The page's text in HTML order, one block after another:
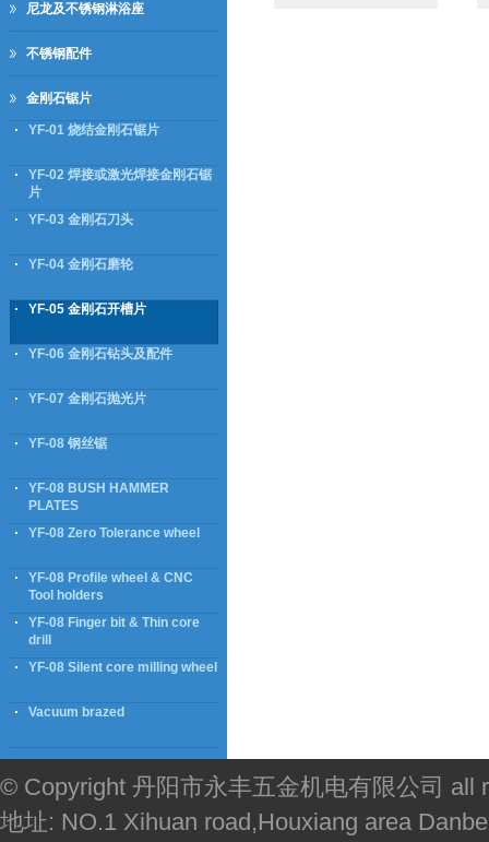
尼龙及不锈钢淋浴座
不锈钢配件
金刚石锯片
YF-01 烧结金刚石锯片
YF-02 焊接或激光焊接金刚石锯
片
YF-03 金刚石刀头
YF-04 金刚石磨轮
YF-05 金刚石开槽片
YF-06 金刚石钻头及配件
YF-07 金刚石抛光片
YF-08 钢丝锯
YF-08 BUSH HAMMER
PLATES
YF-08 Zero Tolerance wheel
YF-08 Profile wheel & CNC
Tool holders
YF-08 Finger bit & Thin core
drill
YF-08 Silent core milling wheel
Vacuum brazed
© Copyright 丹阳市永丰五金机电有限公司 all
地址: NO.1 Xihuan road,Houxiang area